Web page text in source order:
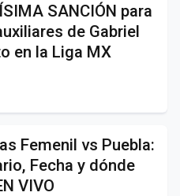
SANCIÓN para
de Gabriel
en la Liga MX
Femenil vs Puebla:
Fecha y dónde
VIVO